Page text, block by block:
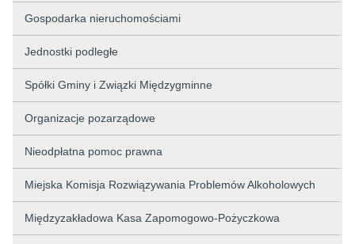
Gospodarka nieruchomościami
Jednostki podległe
Spółki Gminy i Związki Międzygminne
Organizacje pozarządowe
Nieodpłatna pomoc prawna
Miejska Komisja Rozwiązywania Problemów Alkoholowych
Międzyzakładowa Kasa Zapomogowo-Pożyczkowa